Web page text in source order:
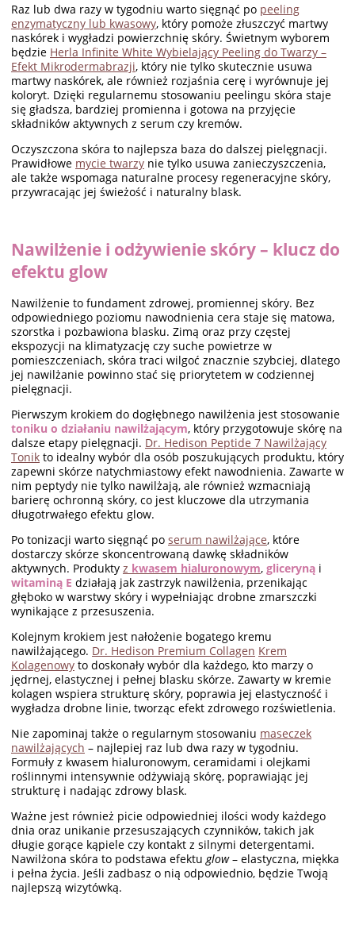
Raz lub dwa razy w tygodniu warto sięgnąć po peeling
enzymatyczny lub kwasowy, który pomoże złuszczyć martwy
naskórek i wygładzi powierzchnię skóry. Świetnym wyborem
będzie Herla Infinite White Wybielający Peeling do Twarzy –
Efekt Mikrodermabrazji, który nie tylko skutecznie usuwa
martwy naskórek, ale również rozjaśnia cerę i wyrównuje jej
koloryt. Dzięki regularnemu stosowaniu peelingu skóra staje
się gładsza, bardziej promienna i gotowa na przyjęcie
składników aktywnych z serum czy kremów.
Oczyszczona skóra to najlepsza baza do dalszej pielęgnacji.
Prawidłowe mycie twarzy nie tylko usuwa zanieczyszczenia,
ale także wspomaga naturalne procesy regeneracyjne skóry,
przywracając jej świeżość i naturalny blask.
Nawilżenie i odżywienie skóry – klucz do
efektu glow
Nawilżenie to fundament zdrowej, promiennej skóry. Bez
odpowiedniego poziomu nawodnienia cera staje się matowa,
szorstka i pozbawiona blasku. Zimą oraz przy częstej
ekspozycji na klimatyzację czy suche powietrze w
pomieszczeniach, skóra traci wilgoć znacznie szybciej, dlatego
jej nawilżanie powinno stać się priorytetem w codziennej
pielęgnacji.
Pierwszym krokiem do dogłębnego nawilżenia jest stosowanie
toniku o działaniu nawilżającym, który przygotowuje skórę na
dalsze etapy pielęgnacji. Dr. Hedison Peptide 7 Nawilżający
Tonik to idealny wybór dla osób poszukujących produktu, który
zapewni skórze natychmiastowy efekt nawodnienia. Zawarte w
nim peptydy nie tylko nawilżają, ale również wzmacniają
barierę ochronną skóry, co jest kluczowe dla utrzymania
długotrwałego efektu glow.
Po tonizacji warto sięgnąć po serum nawilżające, które
dostarczy skórze skoncentrowaną dawkę składników
aktywnych. Produkty z kwasem hialuronowym, gliceryną i
witaminą E działają jak zastrzyk nawilżenia, przenikając
głęboko w warstwy skóry i wypełniając drobne zmarszczki
wynikające z przesuszenia.
Kolejnym krokiem jest nałożenie bogatego kremu
nawilżającego. Dr. Hedison Premium Collagen Krem
Kolagenowy to doskonały wybór dla każdego, kto marzy o
jędrnej, elastycznej i pełnej blasku skórze. Zawarty w kremie
kolagen wspiera strukturę skóry, poprawia jej elastyczność i
wygładza drobne linie, tworząc efekt zdrowego rozświetlenia.
Nie zapominaj także o regularnym stosowaniu maseczek
nawilżających – najlepiej raz lub dwa razy w tygodniu.
Formuły z kwasem hialuronowym, ceramidami i olejkami
roślinnymi intensywnie odżywiają skórę, poprawiając jej
strukturę i nadając zdrowy blask.
Ważne jest również picie odpowiedniej ilości wody każdego
dnia oraz unikanie przesuszających czynników, takich jak
długie gorące kąpiele czy kontakt z silnymi detergentami.
Nawilżona skóra to podstawa efektuglow– elastyczna, miękka
i pełna życia. Jeśli zadbasz o nią odpowiednio, będzie Twoją
najlepszą wizytówką.